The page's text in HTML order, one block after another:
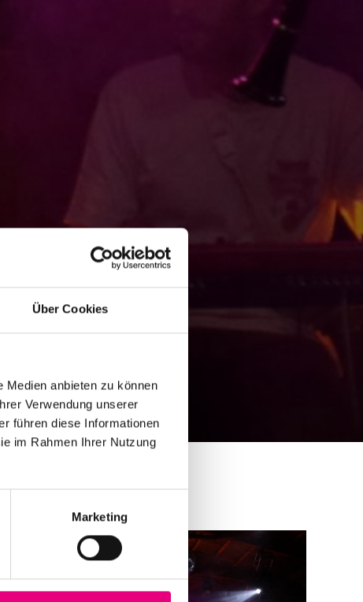
Über Cookies
Medien anbieten zu können
Verwendung unserer
führen diese Informationen
im Rahmen Ihrer Nutzung
Marketing